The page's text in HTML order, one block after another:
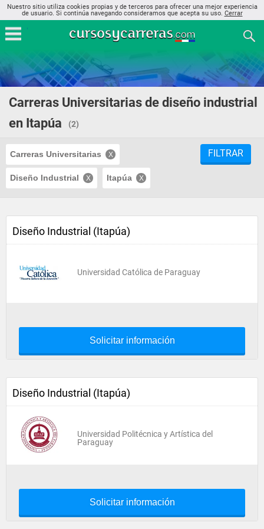
Nuestro sitio utiliza cookies propias y de terceros para ofrecer una mejor experiencia
de usuario. Si continúa navegando consideramos que acepta su uso. Cerrar
Carreras Universitarias de diseño industrial
en Itapúa
(2)
Carreras Universitarias
Diseño Industrial Itapúa
FILTRAR
Diseño Industrial (Itapúa)
Universidad Católica de Paraguay
Solicitar información
Diseño Industrial (Itapúa)
Universidad Politécnica y Artística del
Paraguay
Solicitar información